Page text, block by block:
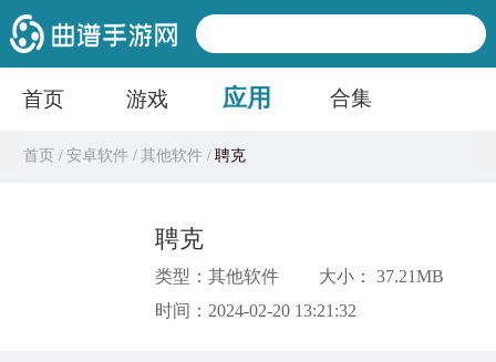
首页 游戏 应用 合集
首页 /安卓软件 /其他软件 /聘克
聘克
类型：其他软件
大小： 37.21MB
时间：2024-02-20 13:21:32